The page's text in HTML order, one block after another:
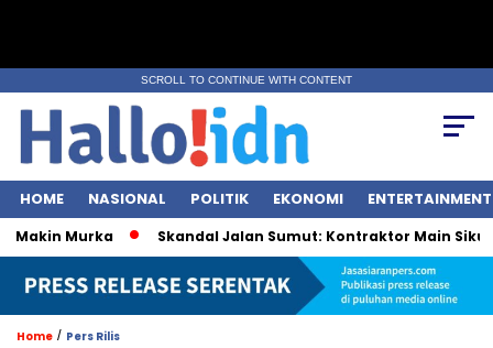
SCROLL TO CONTINUE WITH CONTENT
HOME NASIONAL POLITIK EKONOMI ENTERTAINMENT
Murka Skandal Jalan Sumut: Kontraktor Main Sikut,
Home / Pers Rilis